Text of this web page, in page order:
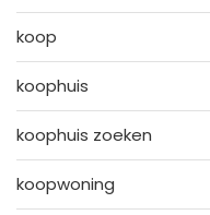
koop
koophuis
koophuis zoeken
koopwoning